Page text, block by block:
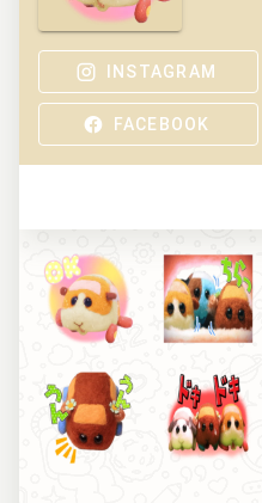
INSTAGRAM
FACEBOOK